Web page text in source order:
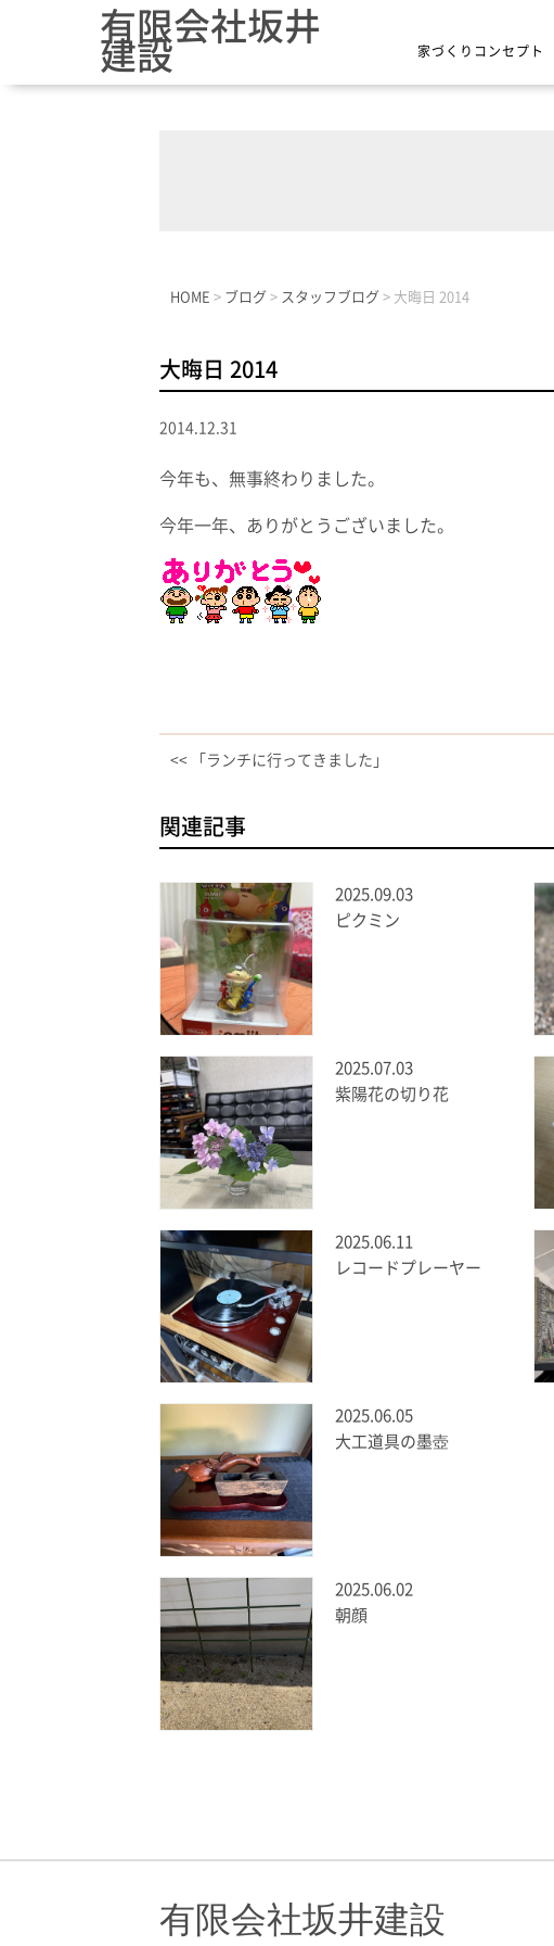
有限会社坂井
建設 家づくりコンセプト
HOME > ブログ > スタッフブログ > 大晦日 2014
大晦日 2014
2014.12.31
今年も、無事終わりました。
今年一年、ありがとうございました。
<< 「ランチに行ってきました」
関連記事
2025.09.03
ピクミン
2025.07.03
紫陽花の切り花
2025.06.11
レコードプレーヤー
2025.06.05
大工道具の墨壺
2025.06.02
朝顔
有限会社坂井建設